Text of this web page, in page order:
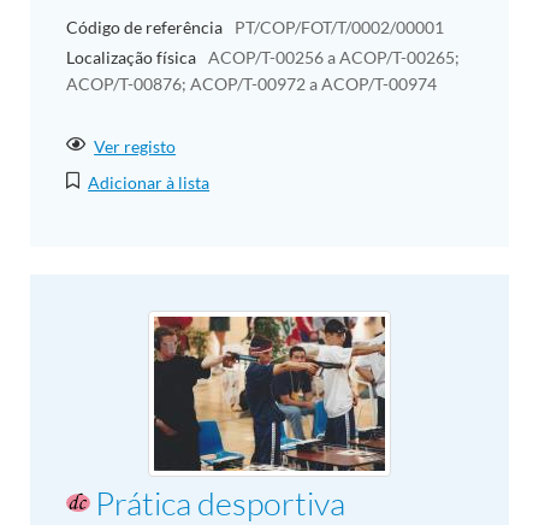
Código de referência
PT/COP/FOT/T/0002/00001
Localização física ACOP/T-00256 a ACOP/T-00265;
ACOP/T-00876; ACOP/T-00972 a ACOP/T-00974
Ver registo
Adicionar à lista
Prática desportiva